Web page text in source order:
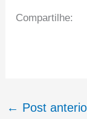
Compartilhe:
← Post